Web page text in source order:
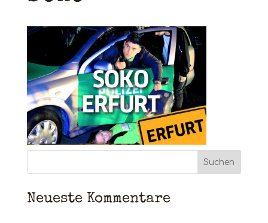
Neueste Kommentare